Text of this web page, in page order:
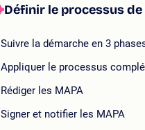
Définir le processus
Suivre la démarche en 3
Appliquer le processus
Rédiger les MAPA
Signer et notifier les MAPA